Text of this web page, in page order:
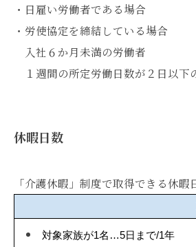
・日雇い労働者である場合
・労使協定を締結している場合
入社６か月未満の労働者
１週間の所定労働日数が２日以下
休暇日数
「介護休暇」制度で取得できる休暇
対象家族が1名…5日まで/1年